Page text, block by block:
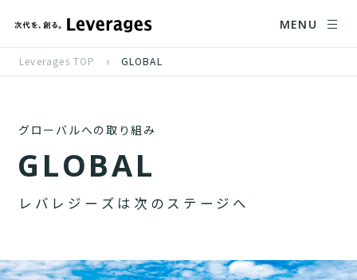
MENU
Leverages TOP GLOBAL
グローバルへの取り組み
GLOBAL
レ バ レ ジ ー ズ は 次 の ス テ ー ジ へ